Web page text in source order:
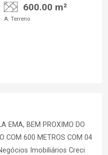
600.00 m²
A. Terreno
EMA, BEM PROXIMO DO
COM 600 METROS COM 04
Imobiliários Creci